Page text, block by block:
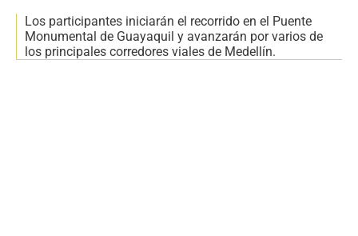
Los participantes iniciarán el recorrido en el Puente
Monumental de Guayaquil y avanzarán por varios de
los principales corredores viales de Medellín.